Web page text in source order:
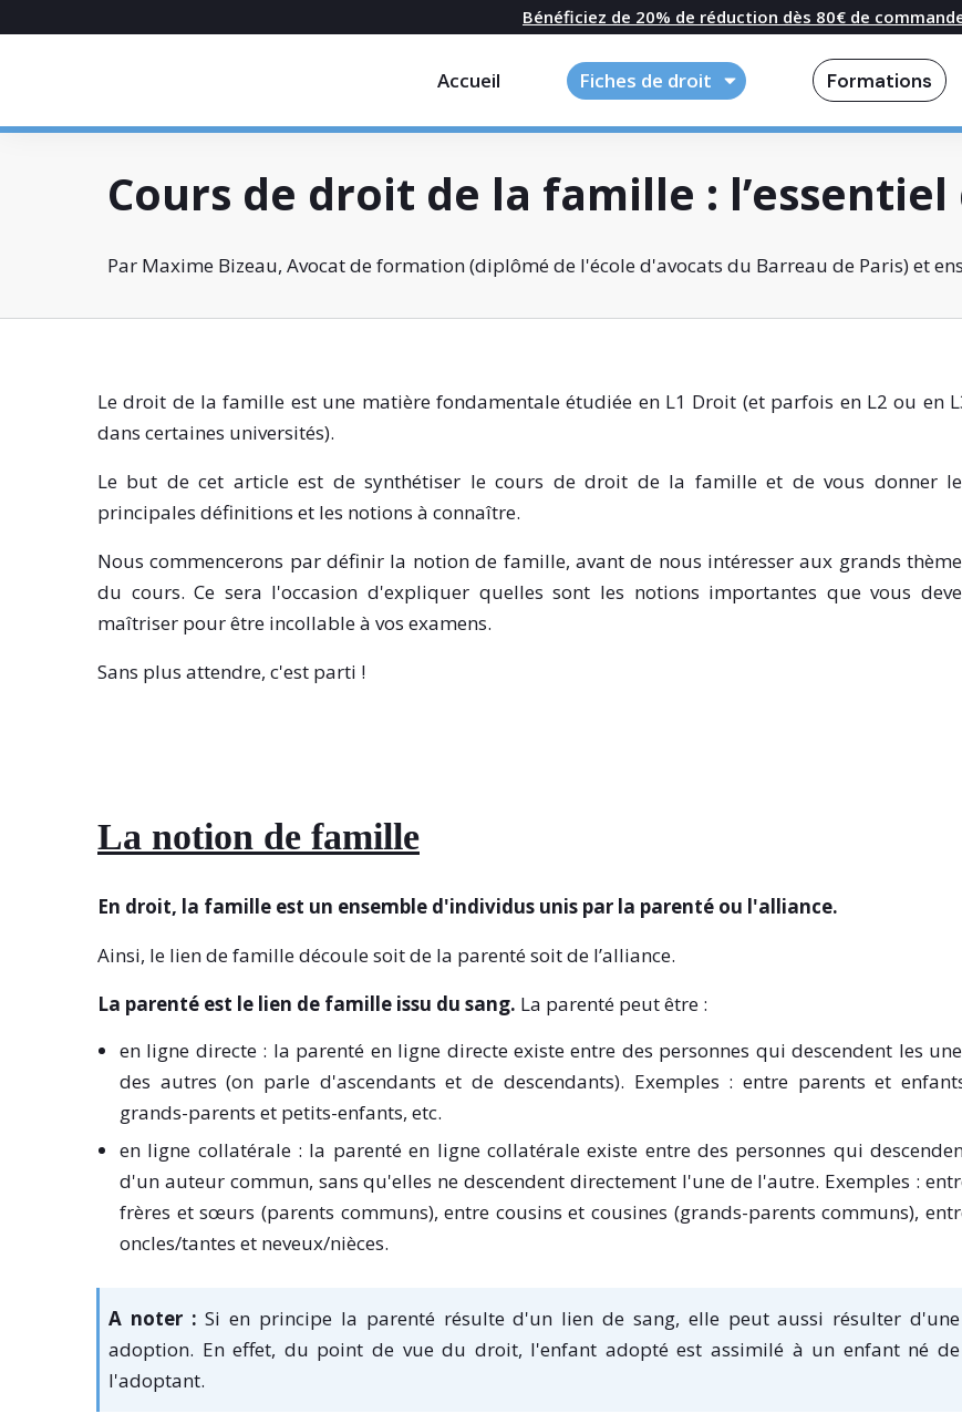
Bénéficiez de 20% de réduction dès 80€ de
Accueil Fiches de droit Formations
Cours de droit de la famille :
Par Maxime Bizeau, Avocat de formation (diplômé de l'école d'avocats du Barreau de Paris) et
Le droit de la famille est une matière fondamentale étudiée en L1 Droit (et parfois en L2 ou en
dans certaines universités).
Le but de cet article est de synthétiser le cours de droit de la famille et de vous donner
principales définitions et les notions à connaître.
Nous commencerons par définir la notion de famille, avant de nous intéresser aux grands
du cours. Ce sera l'occasion d'expliquer quelles sont les notions importantes que vous
maîtriser pour être incollable à vos examens.
Sans plus attendre, c'est parti !
La notion de famille
En droit, la famille est un ensemble d'individus unis par la parenté ou l'alliance.
Ainsi, le lien de famille découle soit de la parenté soit de l’alliance.
La parenté est le lien de famille issu du sang. La parenté peut être :
en ligne directe : la parenté en ligne directe existe entre des personnes qui descendent les
des autres (on parle d'ascendants et de descendants). Exemples : entre parents et
grands-parents et petits-enfants, etc.
en ligne collatérale : la parenté en ligne collatérale existe entre des personnes qui
d'un auteur commun, sans qu'elles ne descendent directement l'une de l'autre. Exemples :
frères et sœurs (parents communs), entre cousins et cousines (grands-parents communs),
oncles/tantes et neveux/nièces.
A noter : Si en principe la parenté résulte d'un lien de sang, elle peut aussi résulter d'une
adoption. En effet, du point de vue du droit, l'enfant adopté est assimilé à un enfant né de
l'adoptant.